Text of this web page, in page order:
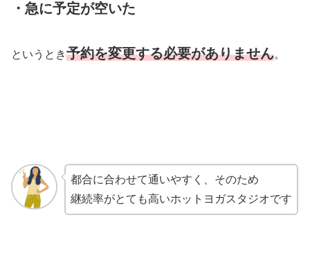
・急に予定が空いた
というとき予約を変更する必要がありません。
都合に合わせて通いやすく、そのため
継続率がとても高いホットヨガスタジオです